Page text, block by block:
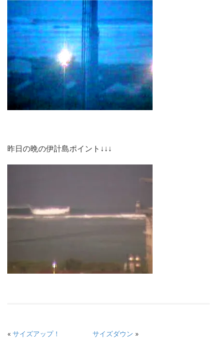
昨日の晩の伊計島ポイント↓↓↓
« サイズアップ！ サイズダウン »